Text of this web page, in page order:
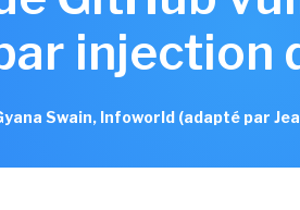
injection
Swain, Infoworld (adapté par